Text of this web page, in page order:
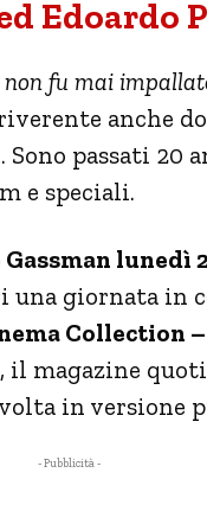
Edoardo
non fu mai
anche
Sono passati
e speciali.
lunedì
una giornata in
Collection
, il magazine
volta in versione
- Pubblicità -